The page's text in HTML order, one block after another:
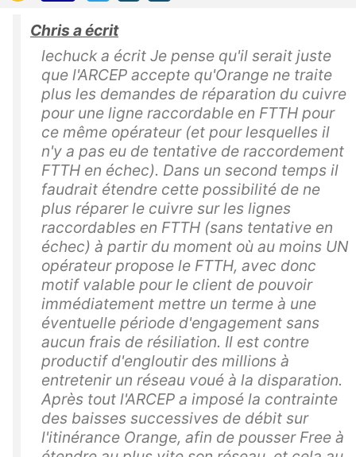
Chris a écrit
lechuck a écrit Je pense qu'il serait juste
que l'ARCEP accepte qu'Orange ne traite
plus les demandes de réparation du cuivre
pour une ligne raccordable en FTTH pour
ce même opérateur (et pour lesquelles il
n'y a pas eu de tentative de raccordement
FTTH en échec). Dans un second temps il
faudrait étendre cette possibilité de ne
plus réparer le cuivre sur les lignes
raccordables en FTTH (sans tentative en
échec) à partir du moment où au moins UN
opérateur propose le FTTH, avec donc
motif valable pour le client de pouvoir
immédiatement mettre un terme à une
éventuelle période d'engagement sans
aucun frais de résiliation. Il est contre
productif d'engloutir des millions à
entretenir un réseau voué à la disparation.
Après tout l'ARCEP a imposé la contrainte
des baisses successives de débit sur
l'itinérance Orange, afin de pousser Free à